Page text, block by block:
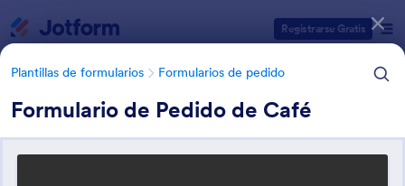
Registrarse Gratis
Plantillas de formularios Formularios de pedido
Formulario de Pedido de Café
Categorías de plantillas de formulario